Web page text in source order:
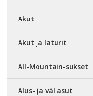
Akut
Akut ja laturit
All-Mountain-sukset
Alus- ja väliasut